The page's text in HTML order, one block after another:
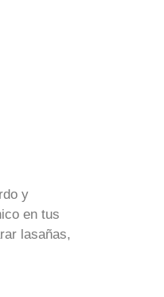
y
en tus
lasañas,